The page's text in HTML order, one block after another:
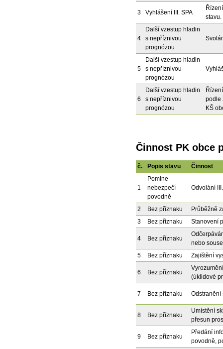
3 Vyhlášení III. SPA
stavu.
4
Další vzestup hladin
s nepříznivou
prognózou
5
Další vzestup hladin
s nepříznivou
prognózou
6
Další vzestup hladin
s nepříznivou
prognózou
podle
KŠ
Činnost PK obce
č. Popis stavu Činnost
1
Pomine
nebezpečí
povodně
Odvolání
2 Bez příznaku
Průběžně
3
Bez příznaku Stanovení
4 Bez příznaku
nebo
5
Bez příznaku Zajištění
6 Bez příznaku
(úklidové
7 Bez příznaku Odstranění
8 Bez příznaku
Umístění
přesun
9 Bez příznaku
Předání
povodně,